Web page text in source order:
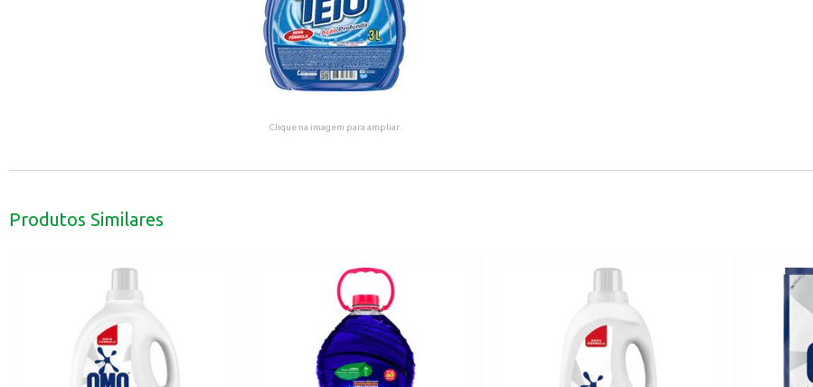
Clique na imagem para ampliar.
Produtos Similares